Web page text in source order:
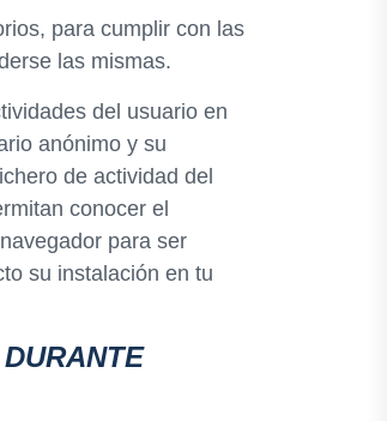
para cumplir con las
las mismas.
del usuario en
anónimo y su
de actividad del
conocer el
para ser
su instalación en tu